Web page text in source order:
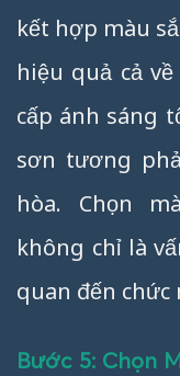
kết hợp màu
hiệu quả cả
cấp ánh sáng
sơn tương
hòa. Chọn
không chỉ là
quan đến chức
Bước 5: Chọn